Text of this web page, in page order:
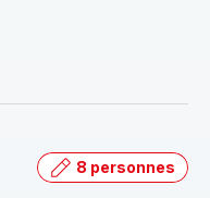
8 personnes